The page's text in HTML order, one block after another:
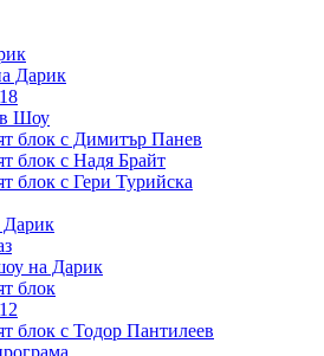
Дарик
Шоу
блок с Димитър Панев
блок с Надя Брайт
блок с Гери Турийска
Дарик
на Дарик
блок
блок с Тодор Пантилеев